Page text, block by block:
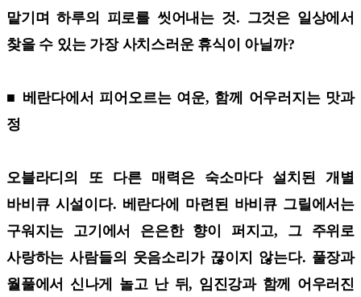
맡기며 하루의 피로를 씻어내는 것. 그것은 일상에서
찾을 수 있는 가장 사치스러운 휴식이 아닐까?
■ 베란다에서 피어오르는 여운, 함께 어우러지는 맛과
정
오블라디의 또 다른 매력은 숙소마다 설치된 개별
바비큐 시설이다. 베란다에 마련된 바비큐 그릴에서는
구워지는 고기에서 은은한 향이 퍼지고, 그 주위로
사랑하는 사람들의 웃음소리가 끊이지 않는다. 풀장과
월풀에서 신나게 놀고 난 뒤, 임진강과 함께 어우러진